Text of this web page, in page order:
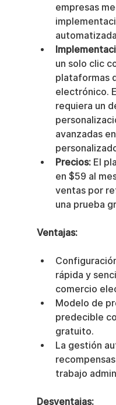
empresas
un solo clic
plataformas
electrónico.
requiera un
avanzadas
Precios: El
en $59 al
ventas por
una prueba
Ventajas:
rápida y
comercio
Modelo de
predecible
gratuito.
La gestión
trabajo
Desventajas: